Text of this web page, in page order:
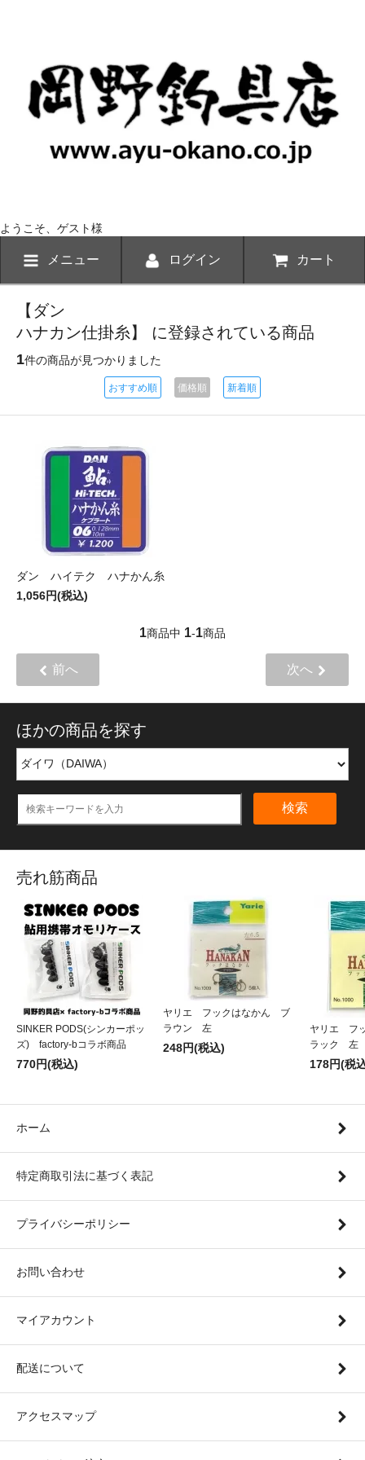
ようこそ、ゲスト様
メニュー ログイン カート
【ダン
ハナカン仕掛糸】 に登録されている商品
1件の商品が見つかりました
おすすめ順 価格順 新着順
ダン ハイテク ハナかん糸
1,056円(税込)
1商品中 1-1商品
前へ 次へ
ほかの商品を探す
検索
売れ筋商品
SINKER PODS(シンカーポッ
ズ) factory-bコラボ商品
770円(税込)
ヤリエ フックはなかん ブ
ラウン 左
248円(税込)
ヤリエ フ
ラック 左
178円(税
ホーム
特定商取引法に基づく表記
プライバシーポリシー
お問い合わせ
マイアカウント
配送について
アクセスマップ